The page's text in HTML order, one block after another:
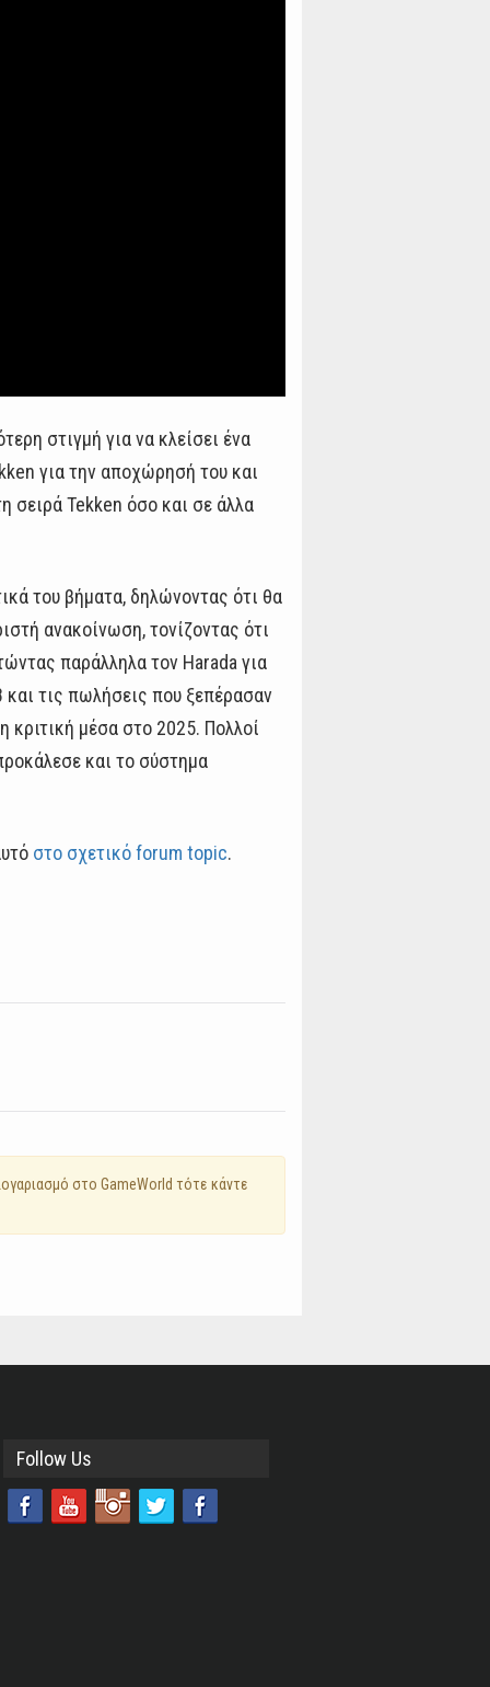
στιγμή για να κλείσει ένα
για την αποχώρησή του και
σειρά Tekken όσο και σε άλλα
του βήματα, δηλώνοντας ότι θα
ανακοίνωση, τονίζοντας ότι
παράλληλα τον Harada για
και τις πωλήσεις που ξεπέρασαν
κριτική μέσα στο 2025. Πολλοί
και το σύστημα
στο σχετικό forum topic.
στο GameWorld τότε κάντε
Follow Us